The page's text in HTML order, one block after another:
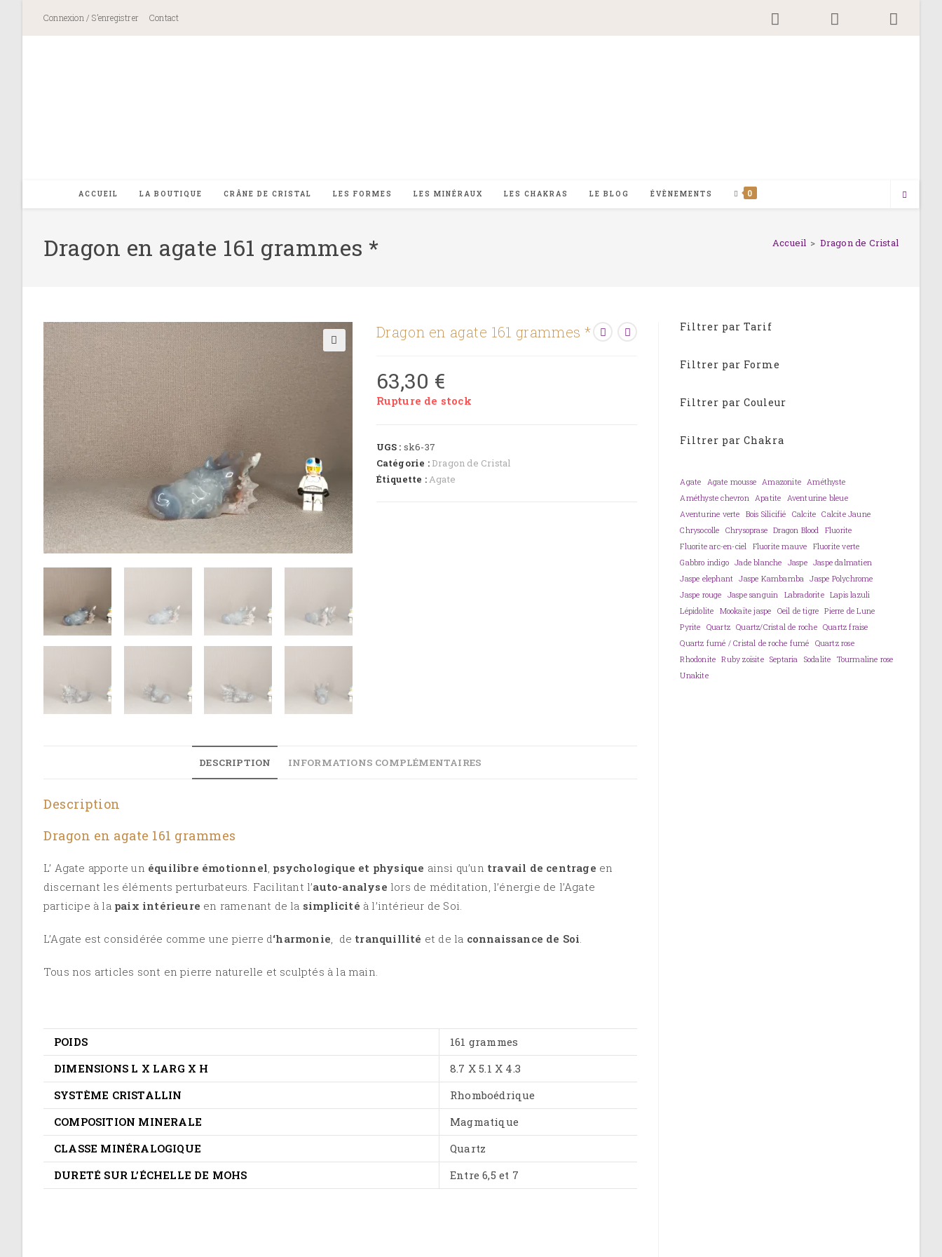
Connexion / S’enregistrer Contact
ACCUEIL LA BOUTIQUE CRÂNE DE CRISTAL LES FORMES LES MINÉRAUX LES CHAKRAS LE BLOG ÉVÈNEMENTS 0
Dragon en agate 161 grammes * Accueil > Dragon de Cristal
Dragon en agate 161 grammes *
63,30 €
Rupture de stock
UGS : sk6-37
Catégorie : Dragon de Cristal
Étiquette :Agate
DESCRIPTION INFORMATIONS COMPLÉMENTAIRES
Description
Dragon en agate 161 grammes
L’ Agate apporte un équilibre émotionnel psychologique et physique ainsi qu’un travail de centrage en
discernant les éléments perturbateurs. Facilitant l’auto-analyse lors de méditation, l’énergie de l’Agate
participe à la paix intérieure en ramenant de la simplicité à l’intérieur de Soi
L’Agate est considérée comme une pierre d‘harmonie , de tranquillité et de la connaissance de Soi
Tous nos articles sont en pierre naturelle et sculptés à la main.
POIDS
161 grammes
DIMENSIONS L X LARG X H
8.7 X 5.1 X 4.3
SYSTÈME CRISTALLIN
Rhomboédrique
COMPOSITION MINERALE
Magmatique
CLASSE MINÉRALOGIQUE
Quartz
DURETÉ SUR L’ÉCHELLE DE MOHS
Entre 6,5 et 7
Filtrer par Tarif
Filtrer par Forme
Filtrer par Couleur
Filtrer par Chakra
Agate Agate mousse Amazonite Améthyste
Améthyste chevron Apatite
Aventurine bleue
Aventurine verte
Bois Silicifié Calcite
Calcite Jaune
Chrysocolle
Chrysoprase Dragon Blood
Fluorite
Fluorite arc-en-ciel
Fluorite mauve
Fluorite verte
Gabbro indigo Jade blanche Jaspe Jaspe dalmatien
Jaspe elephant
Jaspe Kambamba
Jaspe Polychrome
Jaspe rouge
Jaspe sanguin Labradorite Lapis lazuli
Lépidolite
Mookaïte jaspe Oeil de tigre
Pierre de Lune
Pyrite
Quartz Quartz/Cristal de roche Quartz fraise
Quartz fumé / Cristal de roche fumé
Quartz rose
Rhodonite
Ruby zoïsite Septaria Sodalite
Tourmaline rose
Unakite